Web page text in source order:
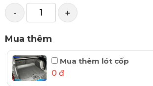
- +
Mua thêm
Mua thêm lót cốp
0 đ